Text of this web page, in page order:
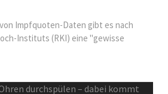
Impfquoten-Daten gibt es nach
Instituts (RKI) eine "gewisse